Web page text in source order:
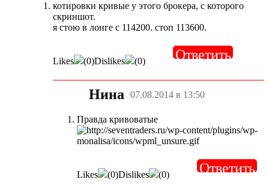
котировки кривые у этого брокера, с которого
скриншот.
я стою в лонге с 114200. стоп 113600.
Likes (0)Dislikes (0) Ответить
Нина 07.08.2014 в 13:50
Правда кривоватые
Likes (0)Dislikes (0) Ответить